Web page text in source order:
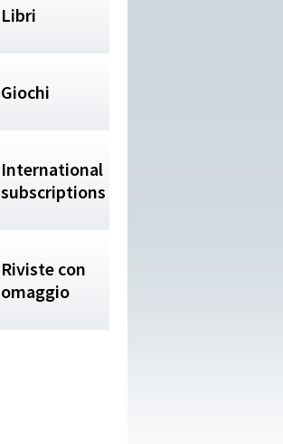
Libri
Giochi
International
subscriptions
Riviste con
omaggio